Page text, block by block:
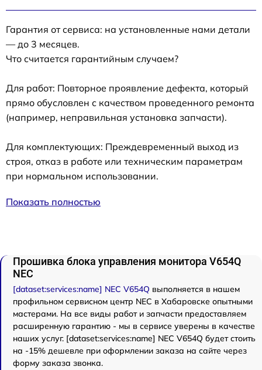
Гарантия от сервиса: на установленные нами детали
— до 3 месяцев.
Что считается гарантийным случаем?
Для работ: Повторное проявление дефекта, который
прямо обусловлен с качеством проведенного ремонта
(например, неправильная установка запчасти).
Для комплектующих: Преждевременный выход из
строя, отказ в работе или техническим параметрам
при нормальном использовании.
Показать полностью
Прошивка блока управления монитора V654Q
NEC
[dataset:services:name] NEC V654Q выполняется в нашем
профильном сервисном центр NEC в Хабаровске опытными
мастерами. На все виды работ и запчасти предоставляем
расширенную гарантию - мы в сервисе уверены в качестве
наших услуг. [dataset:services:name] NEC V654Q будет стоить
на -15% дешевле при оформлении заказа на сайте через
форму заказа звонка.